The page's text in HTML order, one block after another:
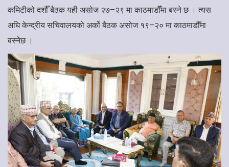
कमिटीको दशौँ बैठक यही असोज २७–२९ मा काठमाडौंँमा बस्ने छ । त्यस
अघि केन्द्रीय सचिवालयको अर्को बैठक असोज १९–२० मा काठमाडौँमा
बस्नेछ ।